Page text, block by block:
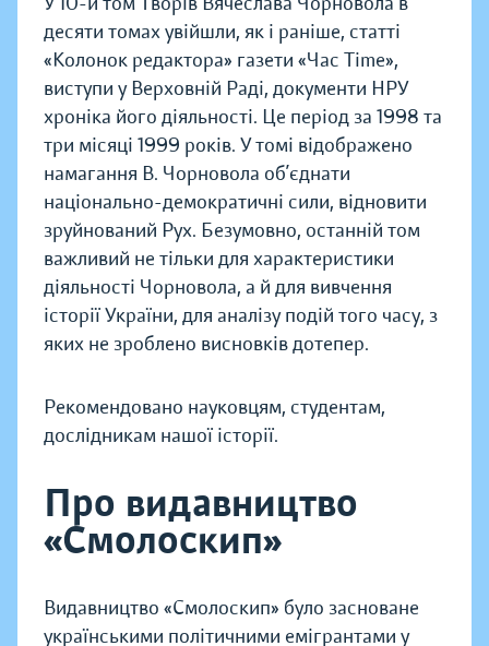
десяти томах увійшли, як і раніше, статті
«Колонок редактора» газети «Час Тіmе»,
виступи у Верховній Раді, документи НРУ
хроніка його діяльності. Це період за 1998 та
три місяці 1999 років. У томі відображено
намагання В. Чорновола об’єднати
національно-демократичні сили, відновити
зруйнований Рух. Безумовно, останній том
важливий не тільки для характеристики
діяльності Чорновола, а й для вивчення
історії України, для аналізу подій того часу, з
яких не зроблено висновків дотепер.
Рекомендовано науковцям, студентам,
дослідникам нашої історії.
Про видавництво
«Смолоскип»
Видавництво «Смолоскип» було засноване
українськими політичними емігрантами у